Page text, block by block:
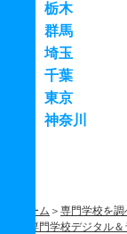
栃木
群馬
埼玉
千葉
東京
神奈川
ホーム 専門学校を調
専門学校デジタル